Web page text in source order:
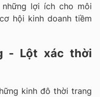
lợi ích cho môi
hội kinh doanh tiềm
- Lột xác thời
kinh đô thời trang